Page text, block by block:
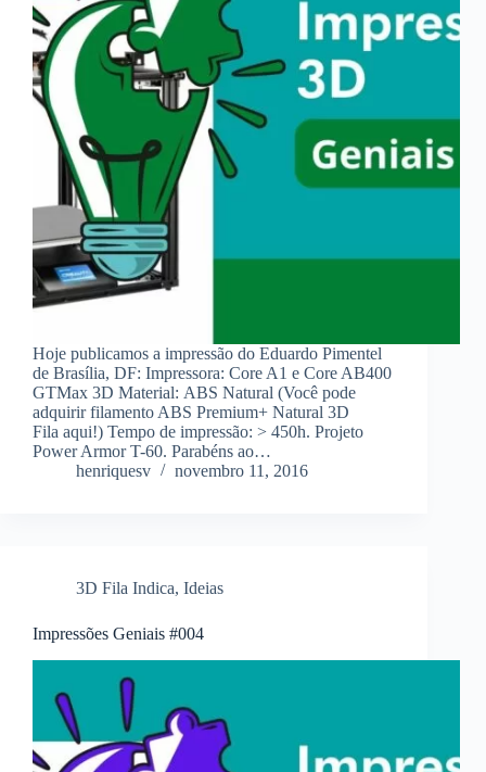
Hoje publicamos a impressão do Eduardo Pimentel
de Brasília, DF: Impressora: Core A1 e Core AB400
GTMax 3D Material: ABS Natural (Você pode
adquirir filamento ABS Premium+ Natural 3D
Fila aqui!) Tempo de impressão: > 450h. Projeto
Power Armor T-60. Parabéns ao…
henriquesv
novembro 11, 2016
3D Fila Indica, Ideias
Impressões Geniais #004